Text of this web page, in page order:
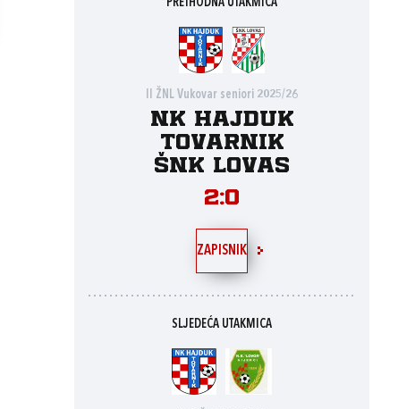
PRETHODNA UTAKMICA
II ŽNL Vukovar seniori 2025/26
NK Hajduk
Tovarnik
ŠNK Lovas
2:0
ZAPISNIK
SLJEDEĆA UTAKMICA